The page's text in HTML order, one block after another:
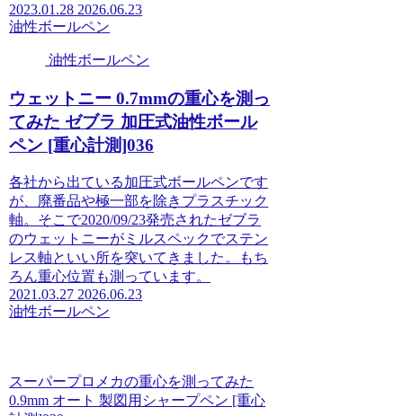
2023.01.28 2026.06.23
油性ボールペン
油性ボールペン
ウェットニー 0.7mmの重心を測っ
てみた ゼブラ 加圧式油性ボール
ペン [重心計測]036
各社から出ている加圧式ボールペンです
が、廃番品や極一部を除きプラスチック
軸。そこで2020/09/23発売されたゼブラ
のウェットニーがミルスペックでステン
レス軸といい所を突いてきました。もち
ろん重心位置も測っています。
2021.03.27 2026.06.23
油性ボールペン
スーパープロメカの重心を測ってみた
0.9mm オート 製図用シャープペン [重心